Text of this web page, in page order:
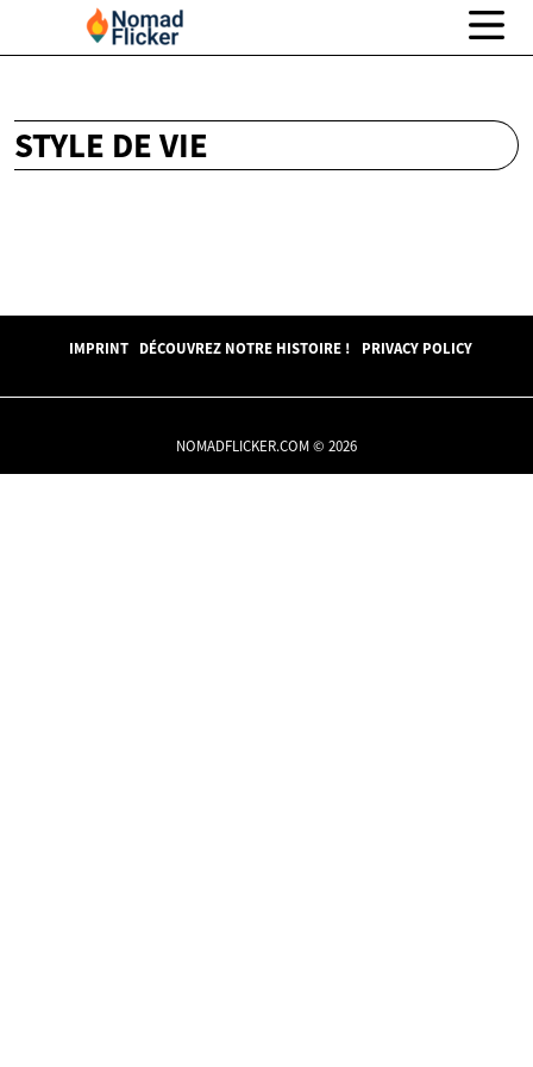
STYLE DE VIE
IMPRINT DÉCOUVREZ NOTRE HISTOIRE ! PRIVACY POLICY
NOMADFLICKER.COM © 2026